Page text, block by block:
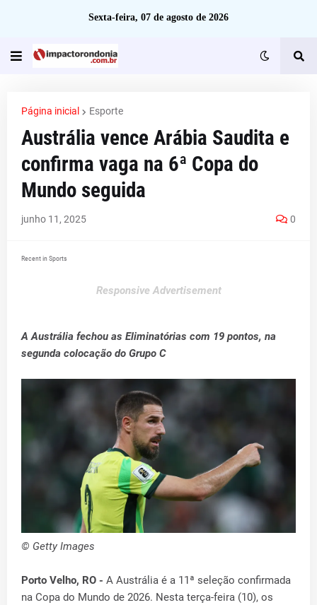
Sexta-feira, 07 de agosto de 2026
Página inicial Esporte
Austrália vence Arábia Saudita e
confirma vaga na 6ª Copa do
Mundo seguida
junho 11, 2025 0
Recent in Sports
Responsive Advertisement
A Austrália fechou as Eliminatórias com 19 pontos, na
segunda colocação do Grupo C
© Getty Images
Porto Velho, RO - A Austrália é a 11ª seleção confirmada
na Copa do Mundo de 2026. Nesta terça-feira (10), os